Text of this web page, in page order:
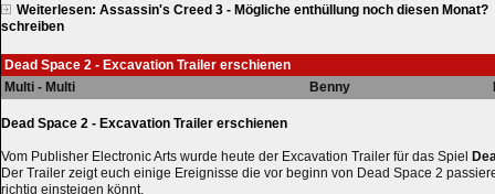
Weiterlesen: Assassin's Creed 3 - Mögliche enthüllung noch diesen Monat?
schreiben
Dead Space 2 - Excavation Trailer erschienen
Multi - Multi
Benny
Dead Space 2 - Excavation Trailer erschienen
Vom Publisher Electronic Arts wurde heute der Excavation Trailer für das Spiel
Der Trailer zeigt euch einige Ereignisse die vor beginn von Dead Space 2
richtig einsteigen könnt.